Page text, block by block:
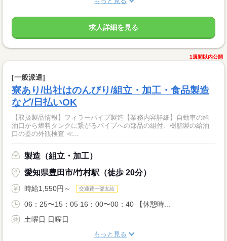
求人詳細を見る
1週間以内公開
[一般派遣]
寮あり/出社はのんびり/組立・加工・食品製造
など/日払いOK
【取扱製品情報】フィラーパイプ製造【業務内容詳細】自動車の給
油口から燃料タンクに繋がるパイプへの部品の組付、樹脂製の給油
口の蓋の外観検査 ≪...
製造（組立・加工）
愛知県豊田市/竹村駅（徒歩 20分）
時給1,550円～ 交通費一部支給
06：25〜15：05 16：00〜00：40 【休憩時...
土曜日 日曜日
もっと見る